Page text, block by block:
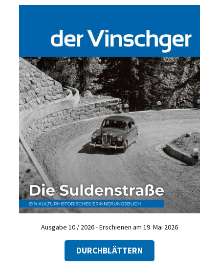
Ausgabe 10 / 2026 - Erschienen am 19. Mai 2026
DURCHBLÄTTERN